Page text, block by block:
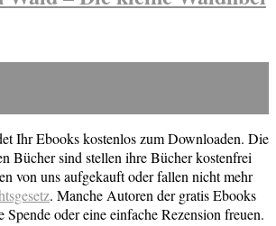
Ihr Ebooks kostenlos zum Downloaden. Die
Bücher sind stellen ihre Bücher kostenfrei
von uns aufgekauft oder fallen nicht mehr
. Manche Autoren der gratis Ebooks
Spende oder eine einfache Rezension freuen.